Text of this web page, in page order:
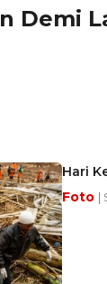
Demi
Hari
Foto |